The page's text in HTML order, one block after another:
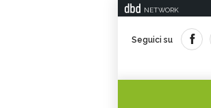
NETWORK
Seguici su